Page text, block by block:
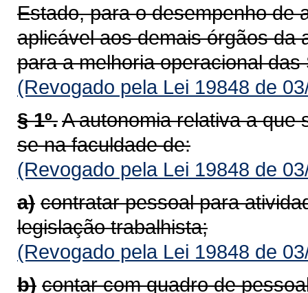
Estado, para o desempenho de
aplicável aos demais órgãos da
para a melhoria operacional das
(Revogado pela Lei 19848 de
§ 1º.A autonomia relativa a que
se na faculdade de:
(Revogado pela Lei 19848 de
a) contratar pessoal para
legislação trabalhista;
(Revogado pela Lei 19848 de
b) contar com quadro de